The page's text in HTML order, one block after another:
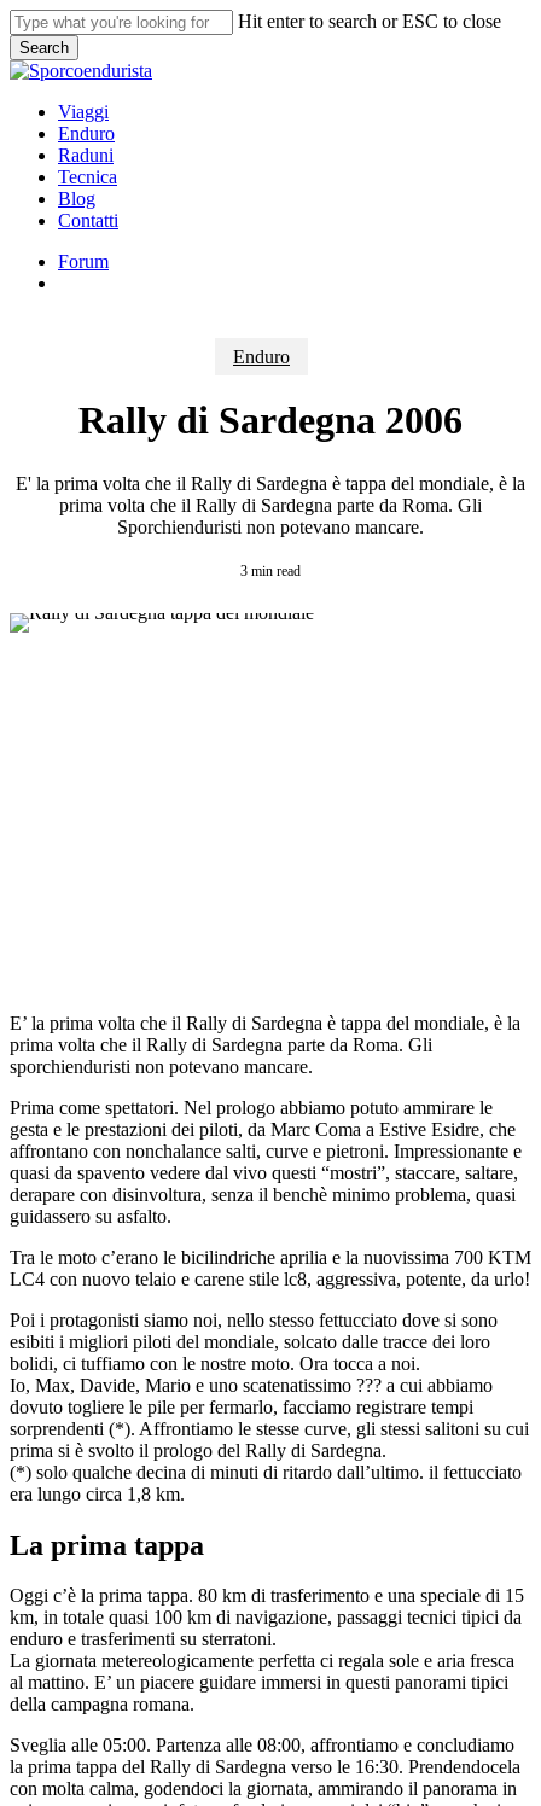
Skip
to
main
content
Hit enter to search or ESC to close
Search
Close
search
Menu
Viaggi
Enduro
Raduni
Tecnica
Blog
Contatti
Forum
Enduro
Rally di Sardegna 2006
E' la prima volta che il Rally di Sardegna è tappa del mondiale, è la
prima volta che il Rally di Sardegna parte da Roma. Gli
Sporchienduristi non potevano mancare.
3 min read
E’ la prima volta che il Rally di Sardegna è tappa del mondiale, è la
prima volta che il Rally di Sardegna parte da Roma. Gli
sporchienduristi non potevano mancare.
Prima come spettatori. Nel prologo abbiamo potuto ammirare le
gesta e le prestazioni dei piloti, da Marc Coma a Estive Esidre, che
affrontano con nonchalance salti, curve e pietroni. Impressionante e
quasi da spavento vedere dal vivo questi “mostri”, staccare, saltare,
derapare con disinvoltura, senza il benchè minimo problema, quasi
guidassero su asfalto.
Tra le moto c’erano le bicilindriche aprilia e la nuovissima 700 KTM
LC4 con nuovo telaio e carene stile lc8, aggressiva, potente, da urlo!
Poi i protagonisti siamo noi, nello stesso fettucciato dove si sono
esibiti i migliori piloti del mondiale, solcato dalle tracce dei loro
bolidi, ci tuffiamo con le nostre moto. Ora tocca a noi.
Io, Max, Davide, Mario e uno scatenatissimo ??? a cui abbiamo
dovuto togliere le pile per fermarlo, facciamo registrare tempi
sorprendenti (*). Affrontiamo le stesse curve, gli stessi salitoni su cui
prima si è svolto il prologo del Rally di Sardegna.
(*) solo qualche decina di minuti di ritardo dall’ultimo. il fettucciato
era lungo circa 1,8 km.
La prima tappa
Oggi c’è la prima tappa. 80 km di trasferimento e una speciale di 15
km, in totale quasi 100 km di navigazione, passaggi tecnici tipici da
enduro e trasferimenti su sterratoni.
La giornata metereologicamente perfetta ci regala sole e aria fresca
al mattino. E’ un piacere guidare immersi in questi panorami tipici
della campagna romana.
Sveglia alle 05:00. Partenza alle 08:00, affrontiamo e concludiamo
la prima tappa del Rally di Sardegna verso le 16:30. Prendendocela
con molta calma, godendoci la giornata, ammirando il panorama in